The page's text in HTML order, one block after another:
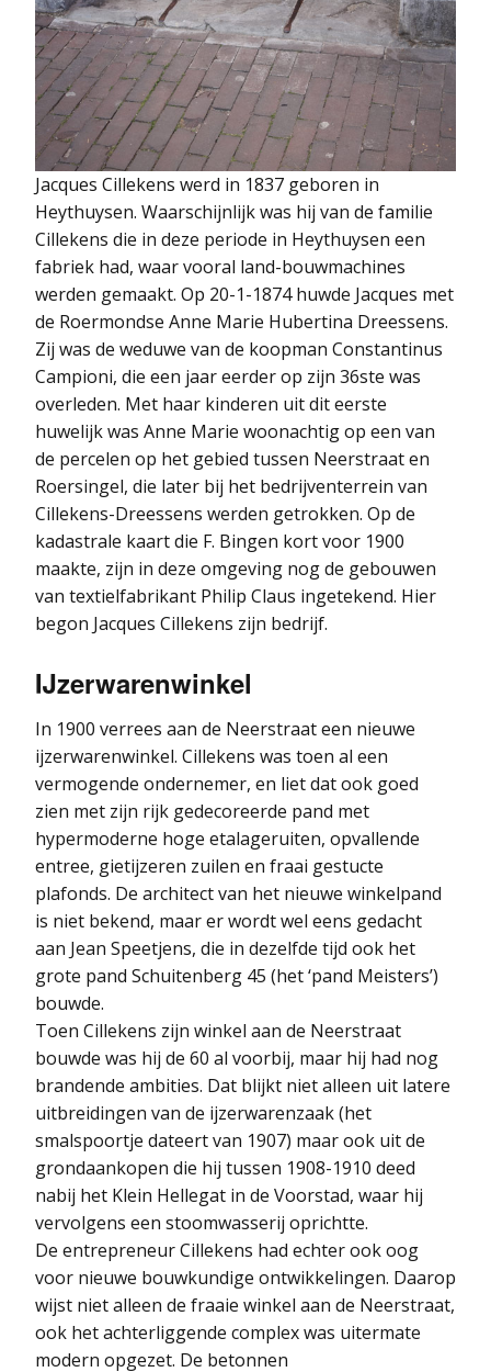
Jacques Cillekens werd in 1837 geboren in
Heythuysen. Waarschijnlijk was hij van de familie
Cillekens die in deze periode in Heythuysen een
fabriek had, waar vooral land-bouwmachines
werden gemaakt. Op 20-1-1874 huwde Jacques met
de Roermondse Anne Marie Hubertina Dreessens.
Zij was de weduwe van de koopman Constantinus
Campioni, die een jaar eerder op zijn 36ste was
overleden. Met haar kinderen uit dit eerste
huwelijk was Anne Marie woonachtig op een van
de percelen op het gebied tussen Neerstraat en
Roersingel, die later bij het bedrijventerrein van
Cillekens-Dreessens werden getrokken. Op de
kadastrale kaart die F. Bingen kort voor 1900
maakte, zijn in deze omgeving nog de gebouwen
van textielfabrikant Philip Claus ingetekend. Hier
begon Jacques Cillekens zijn bedrijf.
IJzerwarenwinkel
In 1900 verrees aan de Neerstraat een nieuwe
ijzerwarenwinkel. Cillekens was toen al een
vermogende ondernemer, en liet dat ook goed
zien met zijn rijk gedecoreerde pand met
hypermoderne hoge etalageruiten, opvallende
entree, gietijzeren zuilen en fraai gestucte
plafonds. De architect van het nieuwe winkelpand
is niet bekend, maar er wordt wel eens gedacht
aan Jean Speetjens, die in dezelfde tijd ook het
grote pand Schuitenberg 45 (het ‘pand Meisters’)
bouwde.
Toen Cillekens zijn winkel aan de Neerstraat
bouwde was hij de 60 al voorbij, maar hij had nog
brandende ambities. Dat blijkt niet alleen uit latere
uitbreidingen van de ijzerwarenzaak (het
smalspoortje dateert van 1907) maar ook uit de
grondaankopen die hij tussen 1908-1910 deed
nabij het Klein Hellegat in de Voorstad, waar hij
vervolgens een stoomwasserij oprichtte.
De entrepreneur Cillekens had echter ook oog
voor nieuwe bouwkundige ontwikkelingen. Daarop
wijst niet alleen de fraaie winkel aan de Neerstraat,
ook het achterliggende complex was uitermate
modern opgezet. De betonnen